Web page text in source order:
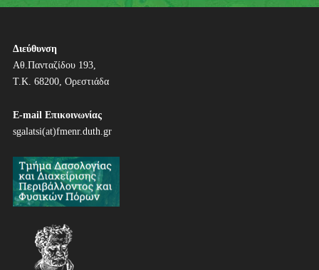
Διεύθυνση
Αθ.Πανταζίδου 193,
Τ.Κ. 68200, Ορεστιάδα
E-mail Επικοινωνίας
sgalatsi(at)fmenr.duth.gr